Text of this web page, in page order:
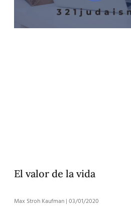
El valor de la vida
Max Stroh Kaufman 03/01/2020